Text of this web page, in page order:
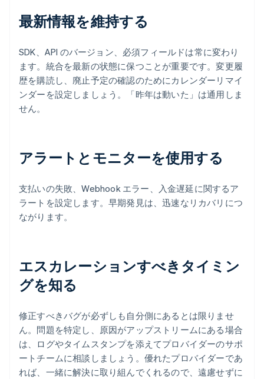
最新情報を維持する
SDK、API のバージョン、必須フィールドは常に変わり
ます。統合を最新の状態に保つことが重要です。変更履
歴を購読し、廃止予定の確認のためにカレンダーリマイ
ンダーを設定しましょう。「昨年は動いた」は通用しま
せん。
アラートとモニターを使用する
支払いの失敗、Webhook エラー、入金遅延に関するア
ラートを設定します。早期発見は、迅速なリカバリにつ
ながります。
エスカレーションすべきタイミン
グを知る
修正すべきバグが必ずしも自分側にあるとは限りませ
ん。問題を特定し、原因がアップストリームにある場合
は、ログやタイムスタンプを添えてプロバイダーのサポ
ートチームに相談しましょう。優れたプロバイダーであ
れば、一緒に解決に取り組んでくれるので、遠慮せずに